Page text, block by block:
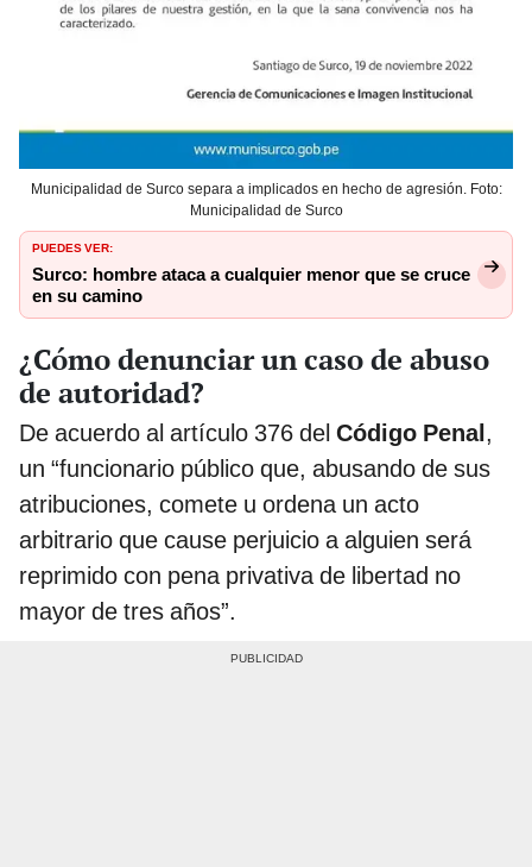
Municipalidad de Surco separa a implicados en hecho de agresión. Foto:
Municipalidad de Surco
PUEDES VER:
Surco: hombre ataca a cualquier menor que se cruce
en su camino
¿Cómo denunciar un caso de abuso
de autoridad?
De acuerdo al artículo 376 del Código Penal,
un “funcionario público que, abusando de sus
atribuciones, comete u ordena un acto
arbitrario que cause perjuicio a alguien será
reprimido con pena privativa de libertad no
mayor de tres años”.